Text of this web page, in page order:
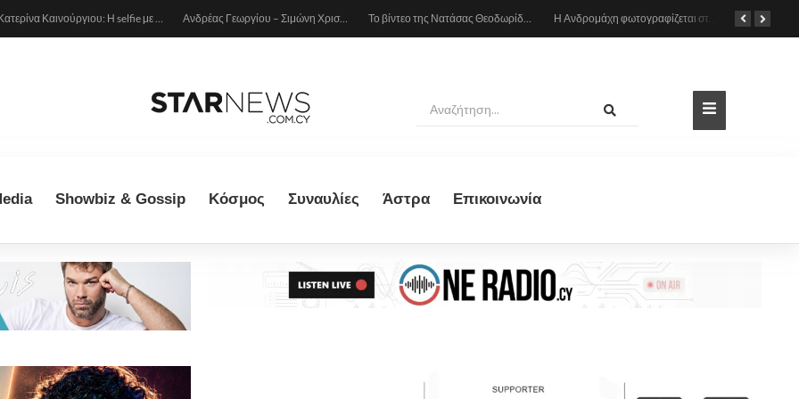
Κατερίνα Καινούργιου: Η selfie με μπλε μαγιό κάτω από τον ήλιο – Η λεπτομέρεια που λατρέψαμε (φωτογραφία) Ανδρέας Γεωργίου – Σιμώνη Χριστοδούλου: Ερωτευμένοι στο Μιλάνο! Το βίντεο της Νατάσας Θεοδωρίδου με τη μητέρα της από το αυτοκίνητο: «Πες κάτι στο κοινό σου ρε μαμά»
Showbiz & Gossip Κόσμος Συναυλίες Άστρα Eπικοινωνία